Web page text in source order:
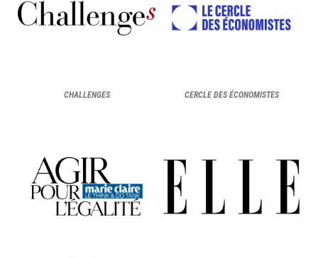
CHALLENGES CERCLE DES ÉCONOMISTES